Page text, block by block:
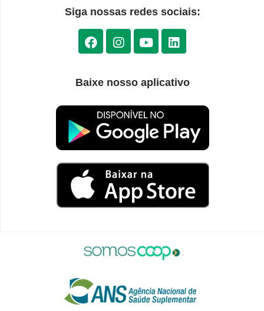
Siga nossas redes sociais:
Baixe nosso aplicativo